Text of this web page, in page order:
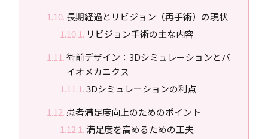
長期経過とリビジョン（再手術）の現状
リビジョン手術の主な内容
術前デザイン：3Dシミュレーションとバ
イオメカニクス
3Dシミュレーションの利点
患者満足度向上のためのポイント
満足度を高めるための工夫